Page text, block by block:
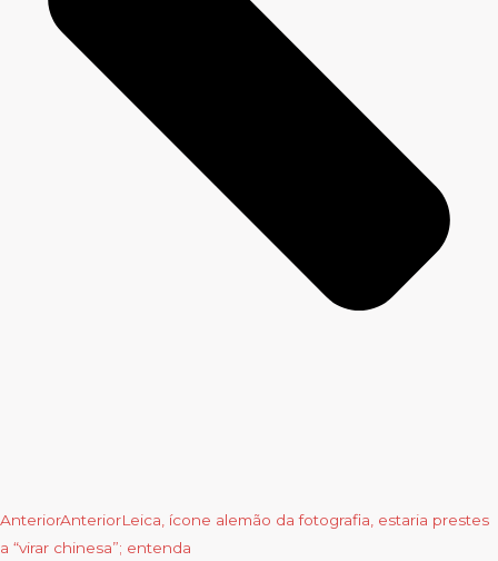
AnteriorAnteriorLeica, ícone alemão da fotografia, estaria prestes
a “virar chinesa”; entenda